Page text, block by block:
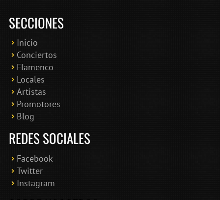
SECCIONES
Inicio
Conciertos
Flamenco
Locales
Artistas
Promotores
Blog
REDES SOCIALES
Facebook
Twitter
Instagram